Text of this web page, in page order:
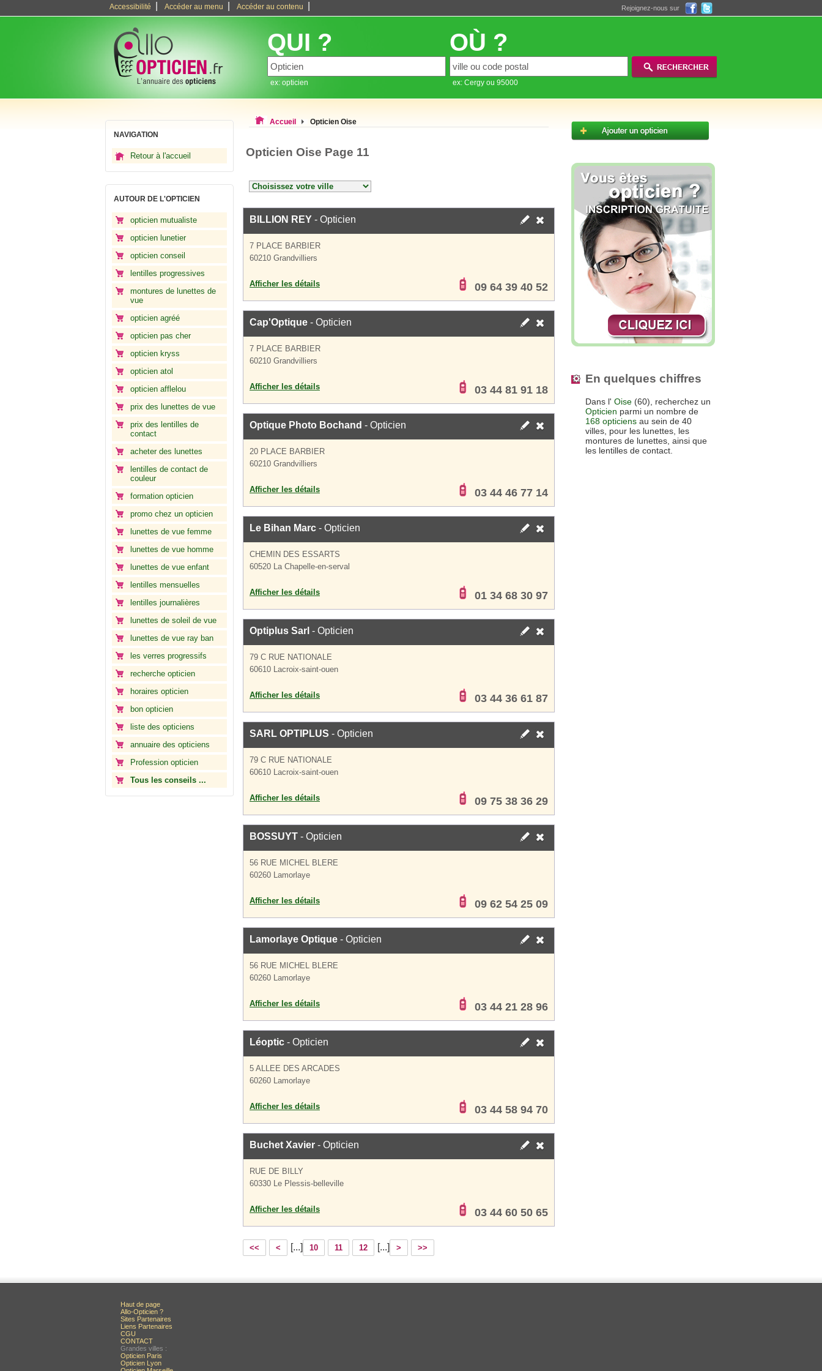
Accessibilité Accéder au menu Accéder au contenu Rejoignez-nous sur
QUI ?
ex: opticien
OÙ ?
ex: Cergy ou 95000
NAVIGATION
Retour à l'accueil
AUTOUR DE L'OPTICIEN
opticien mutualiste
opticien lunetier
opticien conseil
lentilles progressives
montures de lunettes de
vue
opticien agréé
opticien pas cher
opticien kryss
opticien atol
opticien afflelou
prix des lunettes de vue
prix des lentilles de
contact
acheter des lunettes
lentilles de contact de
couleur
formation opticien
promo chez un opticien
lunettes de vue femme
lunettes de vue homme
lunettes de vue enfant
lentilles mensuelles
lentilles journalières
lunettes de soleil de vue
lunettes de vue ray ban
les verres progressifs
recherche opticien
horaires opticien
bon opticien
liste des opticiens
annuaire des opticiens
Profession opticien
Tous les conseils ...
Accueil Opticien Oise
Opticien Oise Page 11
BILLION REY - Opticien
7 PLACE BARBIER
60210 Grandvilliers
Afficher les détails 09 64 39 40 52
Cap'Optique - Opticien
7 PLACE BARBIER
60210 Grandvilliers
Afficher les détails 03 44 81 91 18
Optique Photo Bochand - Opticien
20 PLACE BARBIER
60210 Grandvilliers
Afficher les détails 03 44 46 77 14
Le Bihan Marc - Opticien
CHEMIN DES ESSARTS
60520 La Chapelle-en-serval
Afficher les détails 01 34 68 30 97
Optiplus Sarl - Opticien
79 C RUE NATIONALE
60610 Lacroix-saint-ouen
Afficher les détails 03 44 36 61 87
SARL OPTIPLUS - Opticien
79 C RUE NATIONALE
60610 Lacroix-saint-ouen
Afficher les détails 09 75 38 36 29
BOSSUYT - Opticien
56 RUE MICHEL BLERE
60260 Lamorlaye
Afficher les détails 09 62 54 25 09
Lamorlaye Optique - Opticien
56 RUE MICHEL BLERE
60260 Lamorlaye
Afficher les détails 03 44 21 28 96
Léoptic - Opticien
5 ALLEE DES ARCADES
60260 Lamorlaye
Afficher les détails 03 44 58 94 70
Buchet Xavier - Opticien
RUE DE BILLY
60330 Le Plessis-belleville
Afficher les détails 03 44 60 50 65
<< < [...] 10 11 12 [...] > >>
En quelques chiffres
Dans l' Oise (60), recherchez un
Opticien parmi un nombre de
168 opticiens au sein de 40
villes, pour les lunettes, les
montures de lunettes, ainsi que
les lentilles de contact.
Haut de page
Allo-Opticien ?
Sites Partenaires
Liens Partenaires
CGU
CONTACT
Grandes villes :
Opticien Paris
Opticien Lyon